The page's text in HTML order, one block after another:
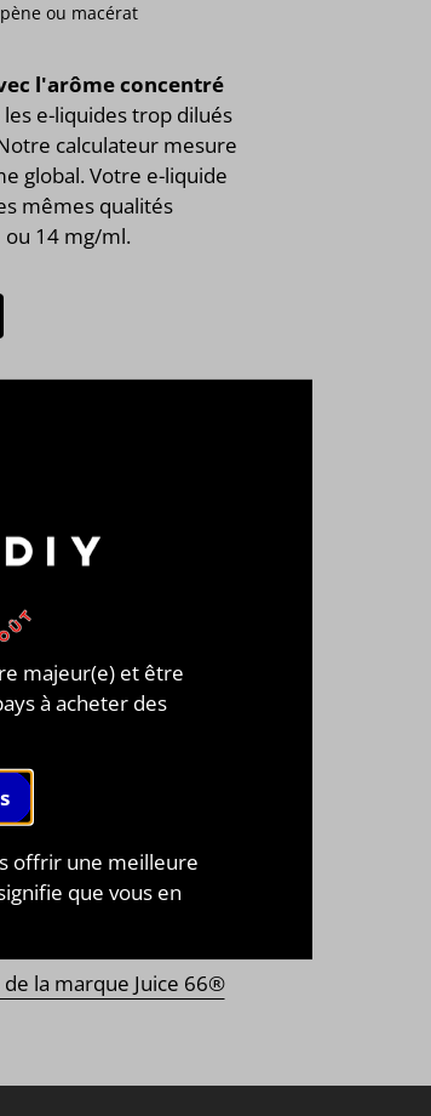
ou macérat
l'arôme concentré
les e-liquides trop dilués
calculateur mesure
global. Votre e-liquide
mêmes qualités
ou 14 mg/ml.
par
, de
Juice 66®.
500ml et 1L.
très fruités ou
la célèbre route 66
très gourmands
!
la marque Juice 66®
majeur(e) et être
à acheter des
offrir une meilleure
que vous en